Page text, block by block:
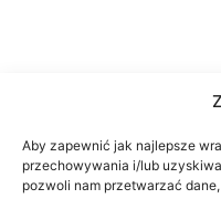
Aby zapewnić jak najlepsze
przechowywania i/lub
pozwoli nam przetwarzać